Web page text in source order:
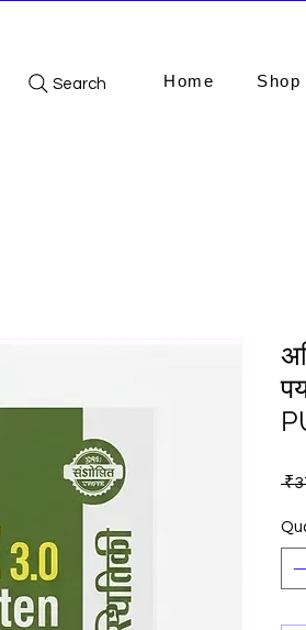
Search Home Shop